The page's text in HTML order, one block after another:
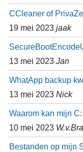
CCleaner of
19 mei 2023 jaak
13 mei 2023 Jan
WhatApp backup
13 mei 2023 Nick
Waarom kan mijn
10 mei 2023
Bestanden op mijn